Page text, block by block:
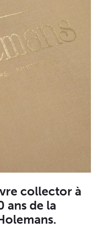
collector à
ans de la